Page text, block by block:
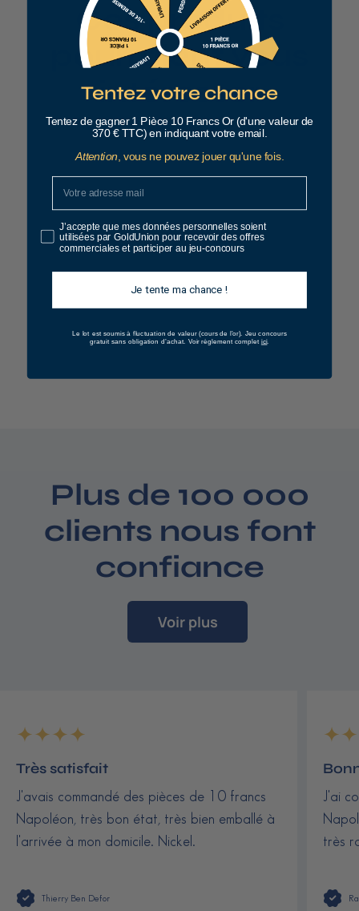
Ces produits
pourraient vous
intéresser
Pièce 5 Francs
Semeuse
1
,
Plus de 100 000
clients nous font
confiance
Voir plus
Très satisfait
J'avais commandé des pièces de 10 francs
Napoléon, très bon état, très bien emballé à
l'arrivée à mon domicile. Nickel.
Thierry Ben Defor
J'ai
très
Tentez votre chance
Tentez de gagner 1 Pièce 10 Francs Or (d'une valeur de
370 € TTC) en indiquant votre email.
Attention , vous ne pouvez jouer qu'une fois.
J’accepte que mes données personnelles soient
utilisées par GoldUnion pour recevoir des offres
commerciales et participer au jeu-concours
Je tente ma chance !
Le lot est soumis à fluctuation de valeur (cours de l’or). Jeu concours
gratuit sans obligation d’achat. Voir règlement complet ici.